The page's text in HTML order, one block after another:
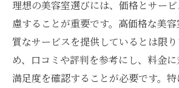
理想の美容室選びには、価格とサー
慮することが重要です。高価格な美
質なサービスを提供しているとは限
め、口コミや評判を参考にし、料金
満足度を確認することが必要です。